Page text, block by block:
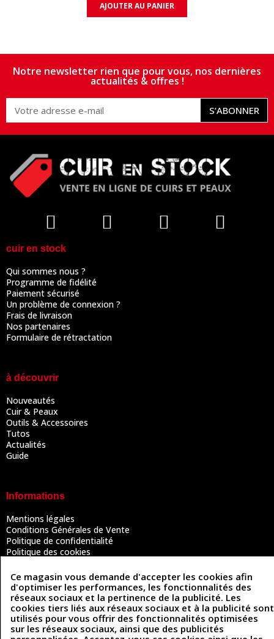
AJOUTER AU PANIER
Notre newsletter rien que pour vous, nos dernières
actualités & offres !
S’ABONNER
cuir en stock
Qui sommes nous ?
Programme de fidélité
Paiement sécurisé
Un problème de connexion ?
Frais de livraison
Nos partenaires
Formulaire de rétractation
à découvrir
Nouveautés
Cuir & Peaux
Outils & Accessoires
Tutos
Actualités
Guide
Informations
Mentions légales
Conditions Générales de Vente
Politique de confidentialité
Politique des cookies
Coordonnées
493 Chemin de Catougnac
81300 Graulhet
05 63 34 51 88
Ce magasin vous demande d'accepter les cookies afin
d'optimiser les performances, les fonctionnalités des
réseaux sociaux et la pertinence de la publicité. Les
cookies tiers liés aux réseaux sociaux et à la publicité sont
utilisés pour vous offrir des fonctionnalités optimisées
sur les réseaux sociaux, ainsi que des publicités